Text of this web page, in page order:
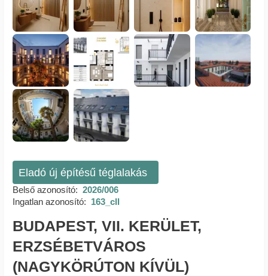
Eladó új építésű téglalakás
Belső azonosító: 2026/006
Ingatlan azonosító: 163_cll
BUDAPEST, VII. KERÜLET,
ERZSÉBETVÁROS
(NAGYKÖRÚTON KÍVÜL)